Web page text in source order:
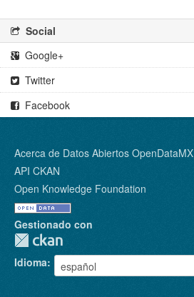
Social
Google+
Twitter
Facebook
Acerca de Datos Abiertos OpenDataMX
API CKAN
Open Knowledge Foundation
Gestionado con
Idioma